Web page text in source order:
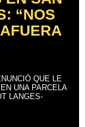
“NOS
QUE LE
UNA PARCELA
LANGES-